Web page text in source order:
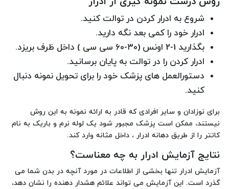
شروع به ادرار کردن در توالت کنید.
ادرار خود را کمی بعد نگه دارید.
بگذارید 1-2 اونس (۳۰-۶۰ سی سی ) داخل ظرف بریزد.
ادرار کردن را در توالت به پایان برسانید.
دستورالعمل های پزشک خود را برای تحویل نمونه دنبال
کنید.
برای نوزادان و سایر افرادی که قادر به ارائه نمونه به این روش
نیستند، ممکن است پزشک مجبور شود یک لوله نرم و باریک به نام
کاتتر را از طریق دهانه ادرار ، داخل مثانه وارد کند.
نتایج آزمایش ادرار به چه معناست؟
آزمایش ادرار تنها بخشی از اطلاعات در مورد آنچه در بدن شما می
گذرد است. این آزمایش می تواند علائم هشدار دهنده را نشان دهد،